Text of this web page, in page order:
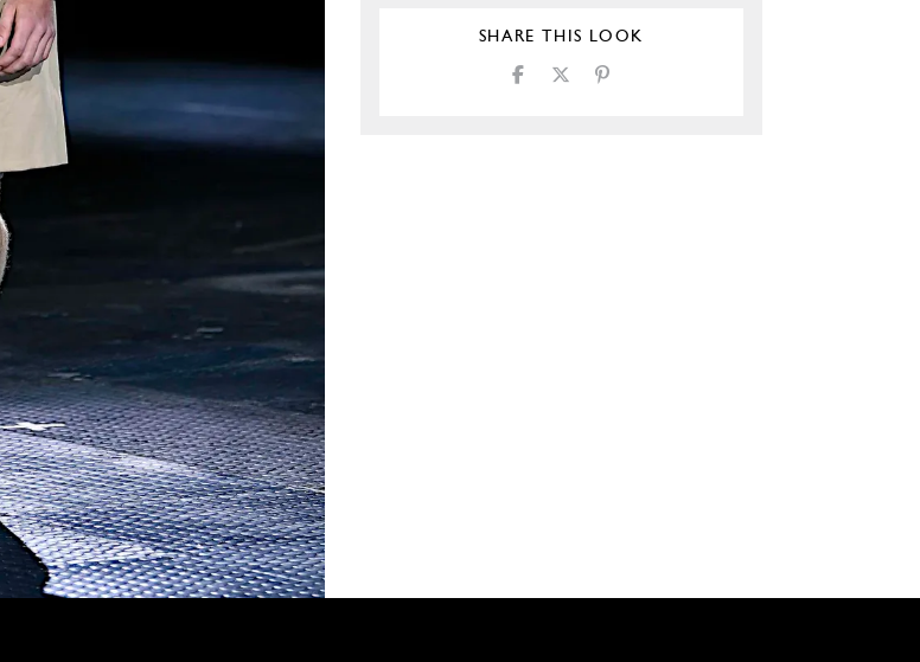
SHARE THIS LOOK